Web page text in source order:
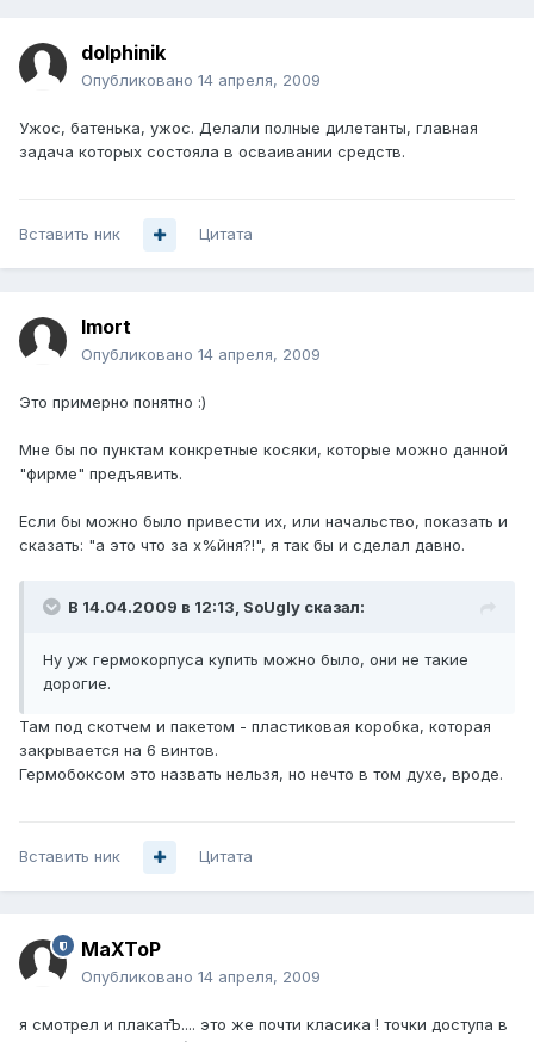
dolphinik
Опубликовано 14 апреля, 2009
Ужос, батенька, ужос. Делали полные дилетанты, главная
задача которых состояла в осваивании средств.
Вставить ник Цитата
Imort
Опубликовано 14 апреля, 2009
Это примерно понятно :)
Мне бы по пунктам конкретные косяки, которые можно данной
"фирме" предъявить.
Если бы можно было привести их, или начальство, показать и
сказать: "а это что за х%йня?!", я так бы и сделал давно.
В 14.04.2009 в 12:13, SoUgly сказал:
Ну уж гермокорпуса купить можно было, они не такие
дорогие.
Там под скотчем и пакетом - пластиковая коробка, которая
закрывается на 6 винтов.
Гермобоксом это назвать нельзя, но нечто в том духе, вроде.
Вставить ник Цитата
MaXToP
Опубликовано 14 апреля, 2009
я смотрел и плакатЪ.... это же почти класика ! точки доступа в